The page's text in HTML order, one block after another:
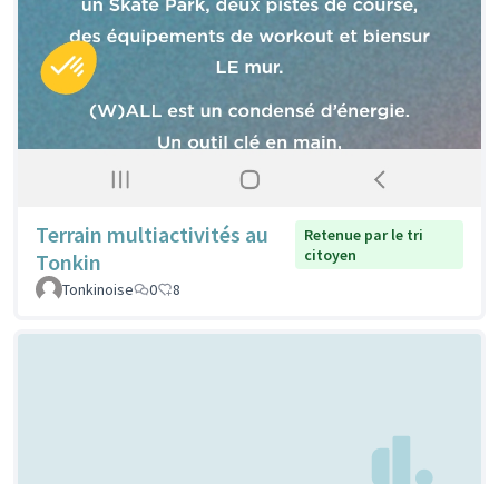
Terrain multiactivités au
Tonkin
Retenue par le tri
citoyen
Tonkinoise
0 8